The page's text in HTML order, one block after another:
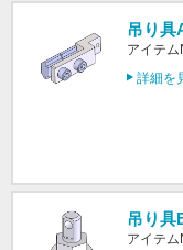
吊り具
アイテ
詳細を
吊り具
アイテ